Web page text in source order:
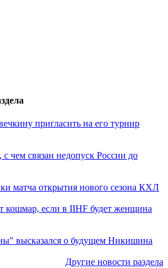
пригласить на его турнир
чем связан недопуск России до
матча открытия нового сезона КХЛ
кошмар, если в IIHF будет женщина
высказался о будущем Никишина
Другие новости раздела